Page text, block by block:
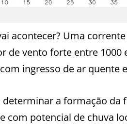
acontecer? Uma
de vento forte entre 1000
ingresso de ar quente
determinar a formação da
com potencial de chuva